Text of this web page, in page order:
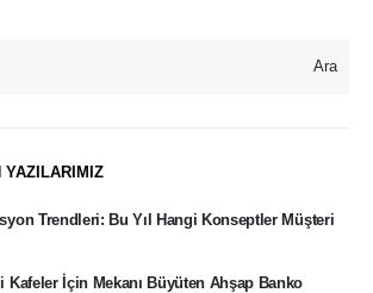
Ara
YAZILARIMIZ
Trendleri: Bu Yıl Hangi Konseptler Müşteri
Kafeler İçin Mekanı Büyüten Ahşap Banko